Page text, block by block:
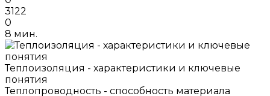
3122
0
8 мин.
Теплоизоляция - характеристики и ключевые
понятия
Теплопроводность - способность материала